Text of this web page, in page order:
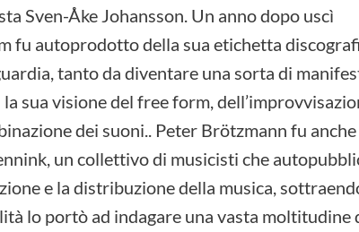
Sven-Åke Johansson. Un anno dopo uscì
fu autoprodotto della sua etichetta
tanto da diventare una sorta di
sua visione del free form,
dei suoni.. Peter Brötzmann fu anche
un collettivo di musicisti che
e la distribuzione della musica,
lo portò ad indagare una vasta moltitudine